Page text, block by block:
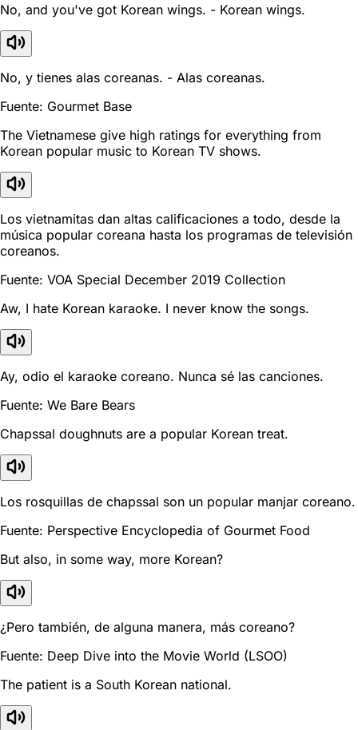
No, and you've got Korean wings. - Korean wings.
No, y tienes alas coreanas. - Alas coreanas.
Fuente: Gourmet Base
The Vietnamese give high ratings for everything from
Korean popular music to Korean TV shows.
Los vietnamitas dan altas calificaciones a todo, desde la
música popular coreana hasta los programas de televisión
coreanos.
Fuente: VOA Special December 2019 Collection
Aw, I hate Korean karaoke. I never know the songs.
Ay, odio el karaoke coreano. Nunca sé las canciones.
Fuente: We Bare Bears
Chapssal doughnuts are a popular Korean treat.
Los rosquillas de chapssal son un popular manjar coreano.
Fuente: Perspective Encyclopedia of Gourmet Food
But also, in some way, more Korean?
¿Pero también, de alguna manera, más coreano?
Fuente: Deep Dive into the Movie World (LSOO)
The patient is a South Korean national.